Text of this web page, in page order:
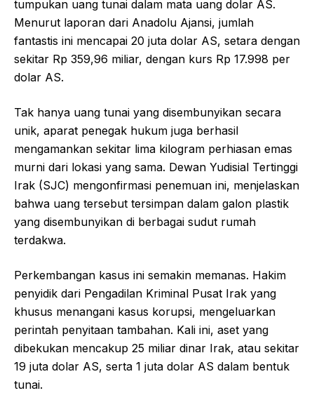
tumpukan uang tunai dalam mata uang dolar AS.
Menurut laporan dari Anadolu Ajansi, jumlah
fantastis ini mencapai 20 juta dolar AS, setara dengan
sekitar Rp 359,96 miliar, dengan kurs Rp 17.998 per
dolar AS.
Tak hanya uang tunai yang disembunyikan secara
unik, aparat penegak hukum juga berhasil
mengamankan sekitar lima kilogram perhiasan emas
murni dari lokasi yang sama. Dewan Yudisial Tertinggi
Irak (SJC) mengonfirmasi penemuan ini, menjelaskan
bahwa uang tersebut tersimpan dalam galon plastik
yang disembunyikan di berbagai sudut rumah
terdakwa.
Perkembangan kasus ini semakin memanas. Hakim
penyidik dari Pengadilan Kriminal Pusat Irak yang
khusus menangani kasus korupsi, mengeluarkan
perintah penyitaan tambahan. Kali ini, aset yang
dibekukan mencakup 25 miliar dinar Irak, atau sekitar
19 juta dolar AS, serta 1 juta dolar AS dalam bentuk
tunai.